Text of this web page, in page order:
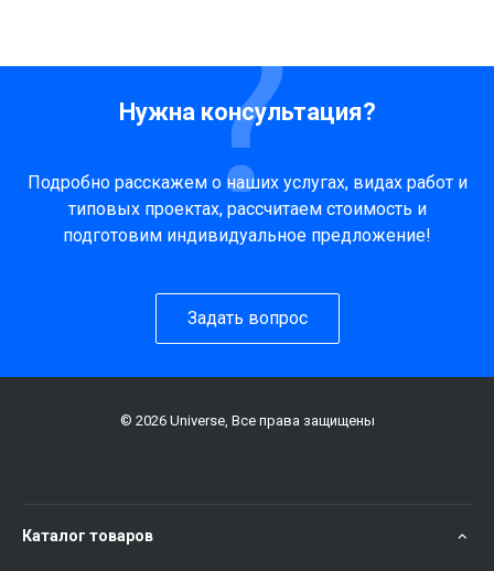
Нужна консультация?
Подробно расскажем о наших услугах, видах работ и
типовых проектах, рассчитаем стоимость и
подготовим индивидуальное предложение!
Задать вопрос
© 2026 Universe, Все права защищены
Каталог товаров